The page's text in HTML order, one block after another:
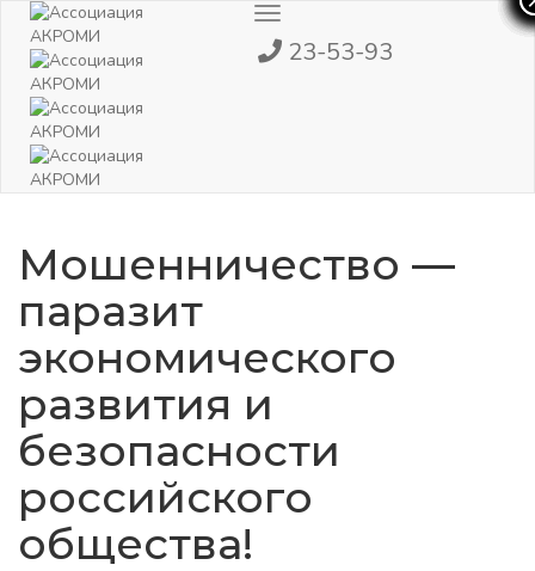
Toggle
Navigation
23-53-93
Мошенничество —
паразит
экономического
развития и
безопасности
российского
общества!